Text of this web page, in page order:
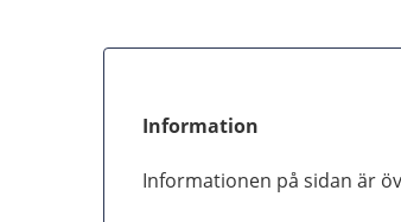
Information
Informationen på sidan är